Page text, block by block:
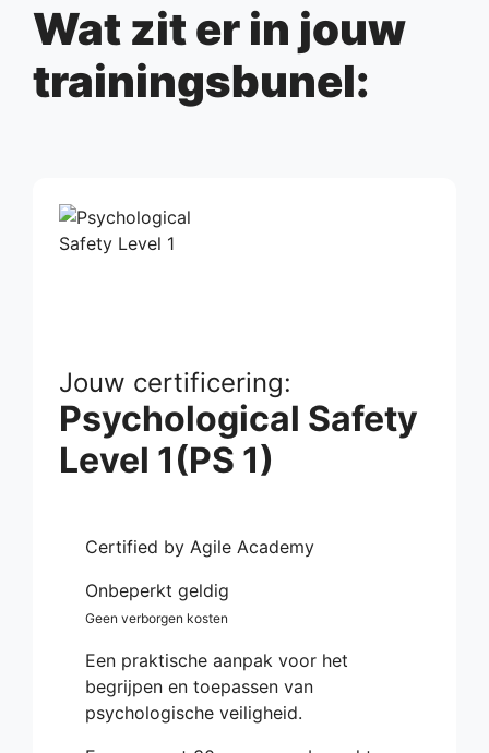
Wat zit er in jouw
trainingsbunel:
Jouw certificering:
Psychological Safety
Level 1(PS 1)
Certified by Agile Academy
Onbeperkt geldig
Geen verborgen kosten
Een praktische aanpak voor het
begrijpen en toepassen van
psychologische veiligheid.